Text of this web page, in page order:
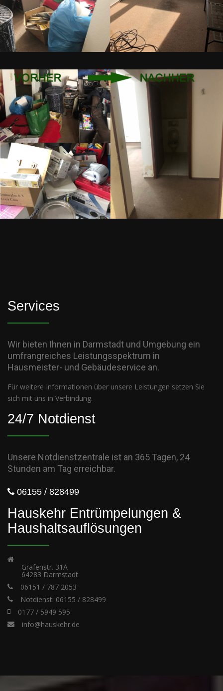
Services
Wir bieten Ihnen in Darmstadt und Umgebung ein
umfrangreiches Leistungsspektrum in
Hausmeister- und Gebäudeservice an.
Für weitere Informationen über unsere Leistungen setzen Sie
sich mit uns in Verbindung.
24/7 Notdienst
Unsere Notdienstzentrale ist an 365 Tagen, 24
Stunden am Tag erreichbar.
06155 / 828499
Hauskehr Entrümpelungen &
Haushaltsauflösungen
Grafenstr. 31A
64283 Darmstadt
06151 / 787 2053
Notdienst: 06155 / 828499
0177 / 5949 595
info@hauskehr.de